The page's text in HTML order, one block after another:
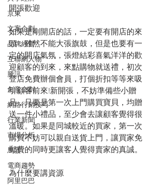
京東
文案企劃
品牌經營
互聯網人物
騰訊
創意企劃
網路行銷技巧
行業新聞
市場分析
馬雲
電商趨勢
阿里巴巴
開張歡迎
如果是剛開店的話，一定要有開店的來
頭，雖然不能大張旗鼓，但是也要有一
定的開店氣氛，張燈結彩喜氣洋洋的歡
迎顧客的到來，來點購物就送禮，初次
登店免費辦個會員，打個折扣等等來吸
引顧客前來!新開張，不妨準備些小贈
品，只要是第一次上門購買寶貝，均贈
送一件小禮品，至少會去讓顧客覺得很
溫暖。如果是同城較近的買家，第一次
購買不妨可以親自送貨上門，讓買家免
郵費的同時更讓客人覺得賣家的真誠。
為什麼要講資源